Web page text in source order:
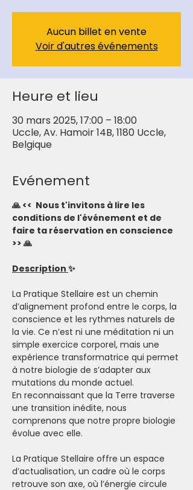
Aucun billet en vente
Voir d'autres événements
Heure et lieu
30 mars 2025, 17:00 – 18:00
Uccle, Av. Hamoir 14B, 1180 Uccle,
Belgique
Evénement
🙏 <<  Nous t'invitons à lire les
conditions de l'événement et de
faire ta réservation en conscience
>> 🙏
Description ✨
La Pratique Stellaire est un chemin
d’alignement profond entre le corps, la
conscience et les rythmes naturels de
la vie. Ce n’est ni une méditation ni un
simple exercice corporel, mais une
expérience transformatrice qui permet
à notre biologie de s’adapter aux
mutations du monde actuel.
En reconnaissant que la Terre traverse
une transition inédite, nous
comprenons que notre propre biologie
évolue avec elle.
La Pratique Stellaire offre un espace
d’actualisation, un cadre où le corps
retrouve son axe, où l’énergie circule